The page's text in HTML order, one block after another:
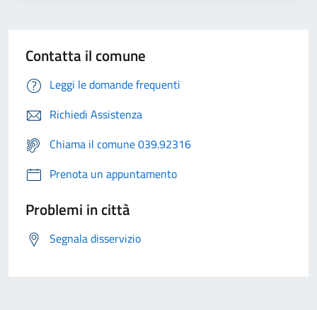
Contatta il comune
Leggi le domande frequenti
Richiedi Assistenza
Chiama il comune 039.92316
Prenota un appuntamento
Problemi in città
Segnala disservizio